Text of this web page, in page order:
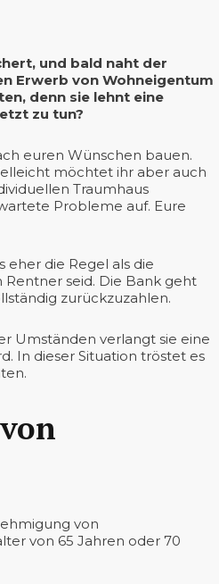
und bald naht der
Erwerb von Wohneigentum
denn sie lehnt eine
zu tun?
euren Wünschen bauen.
möchtet ihr aber auch
Traumhaus
Probleme auf. Eure
eher die Regel als die
seid. Die Bank geht
zurückzuzahlen.
Umständen verlangt sie eine
In dieser Situation tröstet es
von
von 65 Jahren oder 70